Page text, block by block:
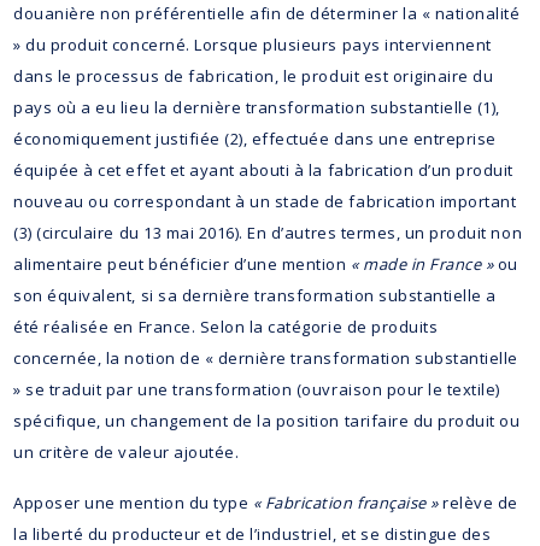
douanière non préférentielle afin de déterminer la « nationalité
» du produit concerné. Lorsque plusieurs pays interviennent
dans le processus de fabrication, le produit est originaire du
pays où a eu lieu la dernière transformation substantielle (1),
économiquement justifiée (2), effectuée dans une entreprise
équipée à cet effet et ayant abouti à la fabrication d’un produit
nouveau ou correspondant à un stade de fabrication important
(3) (circulaire du 13 mai 2016). En d’autres termes, un produit non
alimentaire peut bénéficier d’une mention « made in France »ou
son équivalent, si sa dernière transformation substantielle a
été réalisée en France. Selon la catégorie de produits
concernée, la notion de « dernière transformation substantielle
» se traduit par une transformation (ouvraison pour le textile)
spécifique, un changement de la position tarifaire du produit ou
un critère de valeur ajoutée.
Apposer une mention du type « Fabrication française »relève de
la liberté du producteur et de l’industriel, et se distingue des